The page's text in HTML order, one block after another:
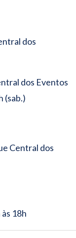
dos
dos Eventos
(sab.)
Central dos
18h